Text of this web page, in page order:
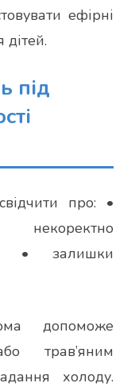
ефірні
дітей.
під
про: •
• залишки
допоможе
трав’яним
холоду.